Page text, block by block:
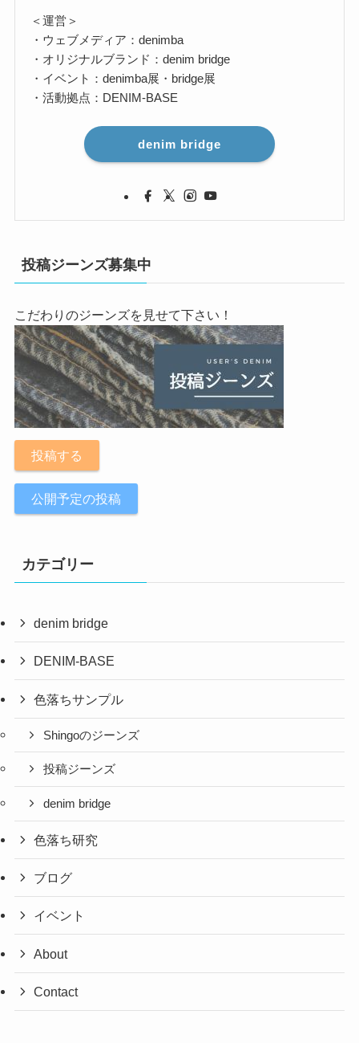
＜運営＞
・ウェブメディア：denimba
・オリジナルブランド：denim bridge
・イベント：denimba展・bridge展
・活動拠点：DENIM-BASE
denim bridge
投稿ジーンズ募集中
こだわりのジーンズを見せて下さい！
投稿する
公開予定の投稿
カテゴリー
denim bridge
DENIM-BASE
色落ちサンプル
Shingoのジーンズ
投稿ジーンズ
denim bridge
色落ち研究
ブログ
イベント
About
Contact